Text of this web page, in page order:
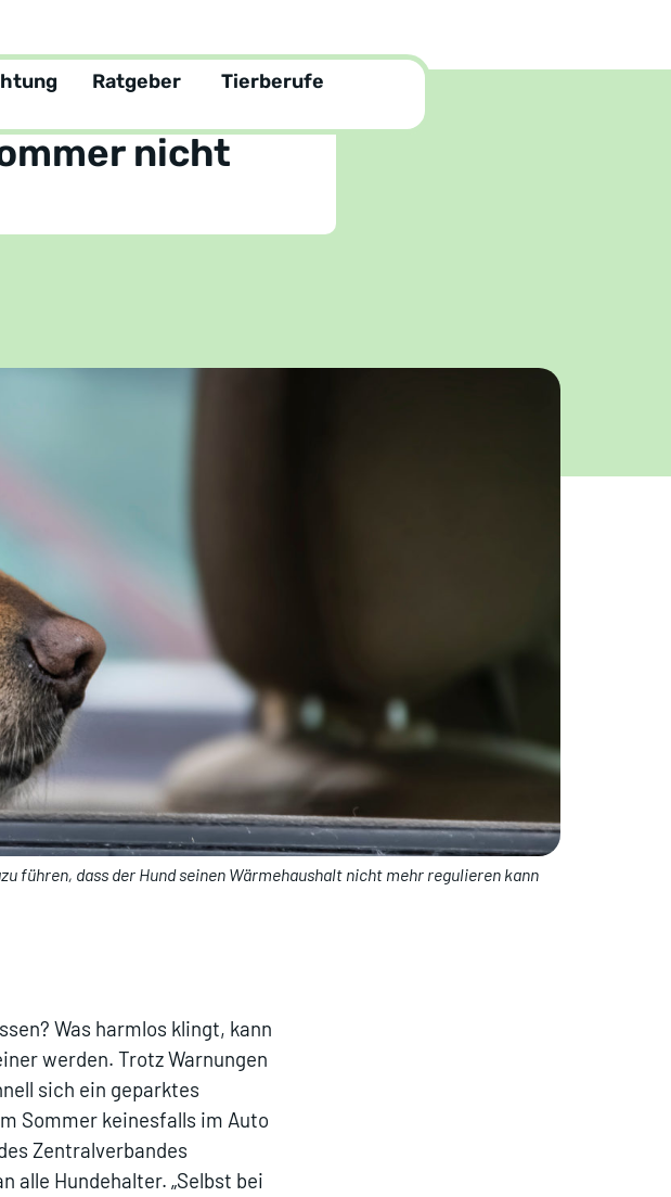
Ratgeber Tierberufe
nicht
führen, dass der Hund seinen Wärmehaushalt nicht mehr regulieren kann
Was harmlos klingt, kann
werden. Trotz Warnungen
sich ein geparktes
Sommer keinesfalls im Auto
Zentralverbandes
alle Hundehalter. „Selbst bei